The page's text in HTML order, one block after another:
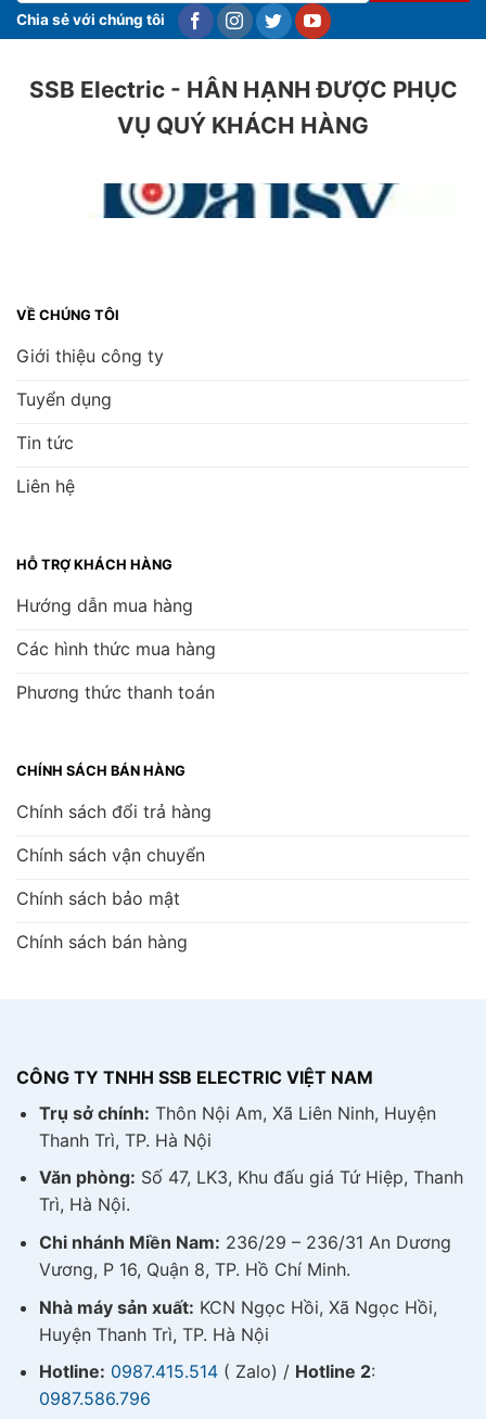
Chia sẻ với chúng tôi
SSB Electric - HÂN HẠNH ĐƯỢC PHỤC
VỤ QUÝ KHÁCH HÀNG
VỀ CHÚNG TÔI
Giới thiệu công ty
Tuyển dụng
Tin tức
Liên hệ
HỖ TRỢ KHÁCH HÀNG
Hướng dẫn mua hàng
Các hình thức mua hàng
Phương thức thanh toán
CHÍNH SÁCH BÁN HÀNG
Chính sách đổi trả hàng
Chính sách vận chuyển
Chính sách bảo mật
Chính sách bán hàng
CÔNG TY TNHH SSB ELECTRIC VIỆT NAM
Trụ sở chính: Thôn Nội Am, Xã Liên Ninh, Huyện
Thanh Trì, TP. Hà Nội
Văn phòng: Số 47, LK3, Khu đấu giá Tứ Hiệp, Thanh
Trì, Hà Nội.
Chi nhánh Miền Nam: 236/29 – 236/31 An Dương
Vương, P 16, Quận 8, TP. Hồ Chí Minh.
Nhà máy sản xuất: KCN Ngọc Hồi, Xã Ngọc Hồi,
Huyện Thanh Trì, TP. Hà Nội
Hotline: 0987.415.514( Zalo) / Hotline 2:
0987.586.796